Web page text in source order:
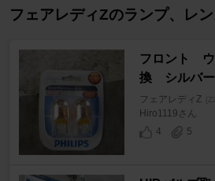
フェアレディZのランプ、レ
フロント ウ
換 シルバー
フェアレディZ
Hiro1119さん
4
5